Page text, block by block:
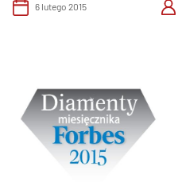
6 lutego 2015